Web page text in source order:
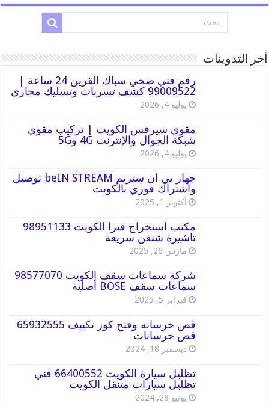
أخر التدوينات
رقم فني صحي سباك القرين 24 ساعة |
99009522 كشف تسربات وتسليك مجاري
يوليو 4, 2026
مقوي سيرفس الكويت | تركيب مقوي
شبكة الجوال والإنترنت 4G و5G
يوليو 4, 2026
جهاز بي ان ستريم beIN STREAM توصيل
واشتراك فوري بالكويت
أكتوبر 1, 2025
مكتب استخراج فيزا الكويت 98951133
تاشيرة شنغن سريعة
مارس 26, 2025
شركة سماعات سقف الكويت 98577070
سماعات سقف BOSE أصلية
فبراير 5, 2025
قص خرسانه وفتح كور تكييف 65932555
قص خرسانات
ديسمبر 18, 2024
تظليل سيارة الكويت 66400552 فني
تظليل سيارات متنقل الكويت
يونيو 28, 2024